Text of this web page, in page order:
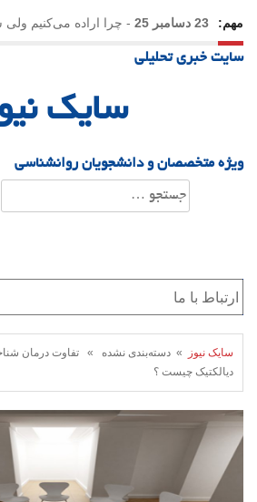
مهم: 23 دسامبر 25 - چرا اراده می‌کنیم
21 دسامبر 25
سایت خبری تحلیلی
سایک
ویژه متخصصان و دانشجویان روانشناسی
جستجو
برای:
سایک نیوز
» دسته‌بندی نشده » تفاوت درمان
دیالکتیک چیست ؟